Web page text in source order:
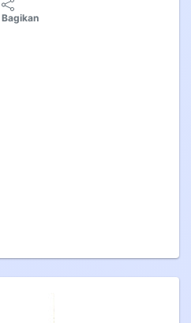
Bagikan